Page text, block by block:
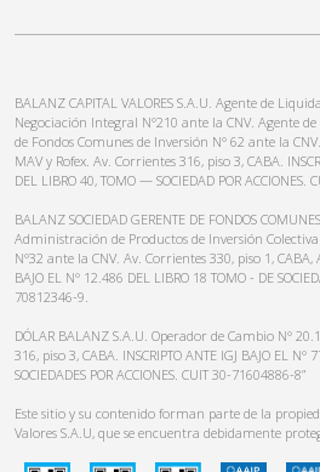
BALANZ CAPITAL VALORES S.A.U. Agente de
Negociación Integral N°210 ante la CNV. Agente
de Fondos Comunes de Inversión N° 62 ante la
MAV y Rofex. Av. Corrientes 316, piso 3, CABA.
DEL LIBRO 40, TOMO — SOCIEDAD POR ACCIONES.
BALANZ SOCIEDAD GERENTE DE FONDOS
Administración de Productos de Inversión
N°32 ante la CNV. Av. Corrientes 330, piso 1, CABA,
BAJO EL N° 12.486 DEL LIBRO 18 TOMO - DE
70812346-9.
DÓLAR BALANZ S.A.U. Operador de Cambio N°
316, piso 3, CABA. INSCRIPTO ANTE IGJ BAJO EL N°
SOCIEDADES POR ACCIONES. CUIT 30-71604886-8”
Este sitio y su contenido forman parte de la
Valores S.A.U, que se encuentra debidamente